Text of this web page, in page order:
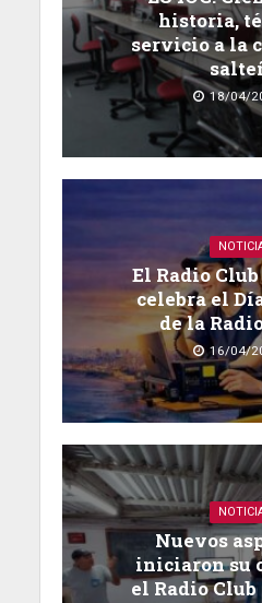
historia,
servicio a la
18/04/
El Radio
celebra el
de la
16/04/
Nuevos
iniciaron su
el Radio